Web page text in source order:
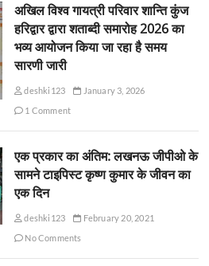
अखिल विश्व गायत्री परिवार शान्ति कुंज
हरिद्वार द्वारा शताब्दी समारोह 2026 का
भव्य आयोजन किया जा रहा है समय
सारणी जारी
deshki123
January 3, 2026
1 Comment
एक प्रकार का अंतिम: लखनऊ जीपीओ के
सामने टाइपिस्ट कृष्ण कुमार के जीवन का
एक दिन
deshki123
February 20, 2021
No Comments